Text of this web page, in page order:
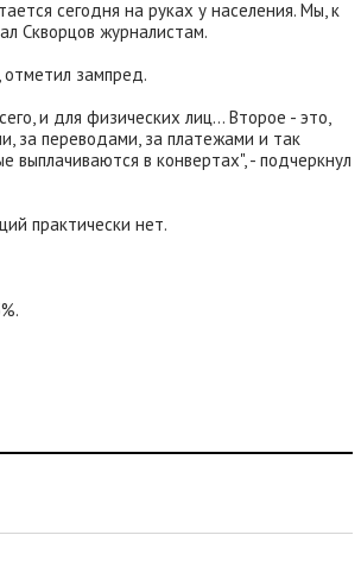
сегодня на руках у населения. Мы, к
Скворцов журналистам.
зампред.
и для физических лиц... Второе - это,
за переводами, за платежами и так
в конвертах", - подчеркнул
практически нет.